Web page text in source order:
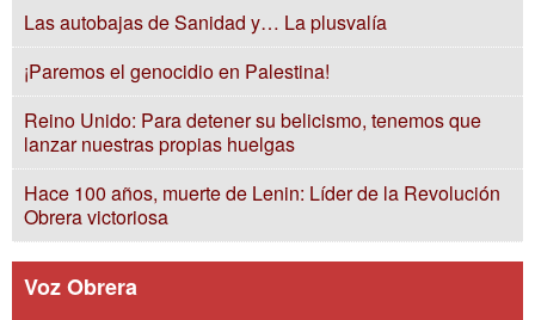
Las autobajas de Sanidad y… La plusvalía
¡Paremos el genocidio en Palestina!
Reino Unido: Para detener su belicismo, tenemos que
lanzar nuestras propias huelgas
Hace 100 años, muerte de Lenin: Líder de la Revolución
Obrera victoriosa
Voz Obrera